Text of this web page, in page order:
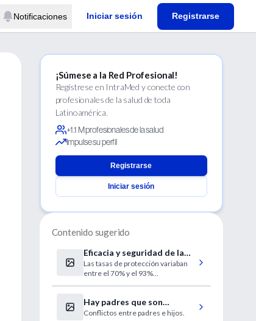
Notificaciones Iniciar sesión Registrarse
¡Súmese a la Red Profesional!
Regístrese en IntraMed y conecte con
profesionales de la salud de toda
Latinoamérica.
+1.1 M profesionales de la salud
Impulse su perfil
Registrarse
Iniciar sesión
Contenido sugerido
Eficacia y seguridad de la
vacuna de la gripe
Las tasas de protección variaban
entre el 70% y el 93%
Hay padres que son
"tóxicos" para sus hijos
Conflictos entre padres e hijos.